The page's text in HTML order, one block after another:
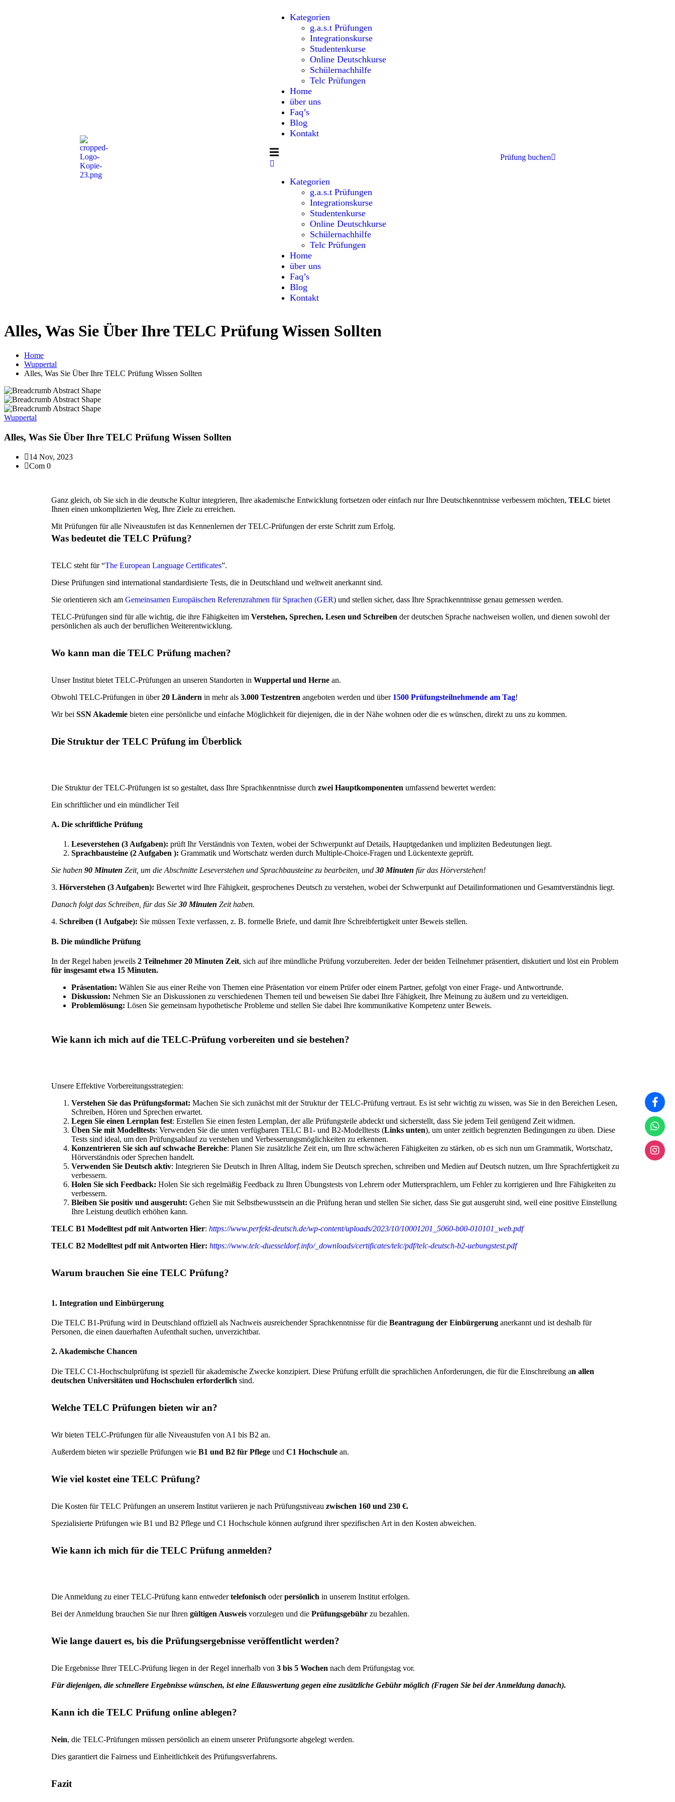
Kategorien
g.a.s.t Prüfungen
Integrationskurse
Studentenkurse
Online Deutschkurse
Schülernachhilfe
Telc Prüfungen
Home
über uns
Faq’s
Blog
Kontakt
Kategorien
g.a.s.t Prüfungen
Integrationskurse
Studentenkurse
Online Deutschkurse
Schülernachhilfe
Telc Prüfungen
Home
über uns
Faq’s
Blog
Kontakt
Prüfung buchen
Alles, Was Sie Über Ihre TELC Prüfung Wissen Sollten
Home
Wuppertal
Alles, Was Sie Über Ihre TELC Prüfung Wissen Sollten
Wuppertal
Alles, Was Sie Über Ihre TELC Prüfung Wissen Sollten
14 Nov, 2023
Com 0
Ganz gleich, ob Sie sich in die deutsche Kultur integrieren, Ihre akademische Entwicklung fortsetzen oder einfach nur Ihre Deutschkenntnisse verbessern möchten, TELC bietet
Ihnen einen unkomplizierten Weg, Ihre Ziele zu erreichen.
Mit Prüfungen für alle Niveaustufen ist das Kennenlernen der TELC-Prüfungen der erste Schritt zum Erfolg.
Was bedeutet die TELC Prüfung?
TELC steht für “The European Language Certificates”.
Diese Prüfungen sind international standardisierte Tests, die in Deutschland und weltweit anerkannt sind.
Sie orientieren sich am Gemeinsamen Europäischen Referenzrahmen für Sprachen (GER) und stellen sicher, dass Ihre Sprachkenntnisse genau gemessen werden.
TELC-Prüfungen sind für alle wichtig, die ihre Fähigkeiten im Verstehen, Sprechen, Lesen und Schreiben der deutschen Sprache nachweisen wollen, und dienen sowohl der
persönlichen als auch der beruflichen Weiterentwicklung.
Wo kann man die TELC Prüfung machen?
Unser Institut bietet TELC-Prüfungen an unseren Standorten in Wuppertal und Herne an.
Obwohl TELC-Prüfungen in über20 Ländern in mehr als 3.000 Testzentren angeboten werden und über 1500 Prüfungsteilnehmende am Tag!
Wir bei SSN Akademie bieten eine persönliche und einfache Möglichkeit für diejenigen, die in der Nähe wohnen oder die es wünschen, direkt zu uns zu kommen.
Die Struktur der TELC Prüfung im Überblick
Die Struktur der TELC-Prüfungen ist so gestaltet, dass Ihre Sprachkenntnisse durch zwei Hauptkomponenten umfassend bewertet werden:
Ein schriftlicher und ein mündlicher Teil
A. Die schriftliche Prüfung
Leseverstehen (3 Aufgaben): prüft Ihr Verständnis von Texten, wobei der Schwerpunkt auf Details, Hauptgedanken und impliziten Bedeutungen liegt.
Sprachbausteine (2 Aufgaben ): Grammatik und Wortschatz werden durch Multiple-Choice-Fragen und Lückentexte geprüft.
Sie haben 90 Minuten Zeit, um die Abschnitte Leseverstehen und Sprachbausteine zu bearbeiten, und 30 Minuten für das Hörverstehen!
3. Hörverstehen (3 Aufgaben): Bewertet wird Ihre Fähigkeit, gesprochenes Deutsch zu verstehen, wobei der Schwerpunkt auf Detailinformationen und Gesamtverständnis liegt.
Danach folgt das Schreiben, für das Sie 30 Minuten Zeit haben.
4. Schreiben (1 Aufgabe): Sie müssen Texte verfassen, z. B. formelle Briefe, und damit Ihre Schreibfertigkeit unter Beweis stellen.
B. Die mündliche Prüfung
In der Regel haben jeweils 2 Teilnehmer 20 Minuten Zeit, sich auf ihre mündliche Prüfung vorzubereiten. Jeder der beiden Teilnehmer präsentiert, diskutiert und löst ein Problem
für insgesamt etwa 15 Minuten.
Präsentation: Wählen Sie aus einer Reihe von Themen eine Präsentation vor einem Prüfer oder einem Partner, gefolgt von einer Frage- und Antwortrunde.
Diskussion: Nehmen Sie an Diskussionen zu verschiedenen Themen teil und beweisen Sie dabei Ihre Fähigkeit, Ihre Meinung zu äußern und zu verteidigen.
Problemlösung: Lösen Sie gemeinsam hypothetische Probleme und stellen Sie dabei Ihre kommunikative Kompetenz unter Beweis.
Wie kann ich mich auf die TELC-Prüfung vorbereiten und sie bestehen?
Unsere Effektive Vorbereitungsstrategien:
Verstehen Sie das Prüfungsformat: Machen Sie sich zunächst mit der Struktur der TELC-Prüfung vertraut. Es ist sehr wichtig zu wissen, was Sie in den Bereichen Lesen,
Schreiben, Hören und Sprechen erwartet.
Legen Sie einen Lernplan fest: Erstellen Sie einen festen Lernplan, der alle Prüfungsteile abdeckt und sicherstellt, dass Sie jedem Teil genügend Zeit widmen.
Üben Sie mit Modelltests: Verwenden Sie die unten verfügbaren TELC B1- und B2-Modelltests (Links unten), um unter zeitlich begrenzten Bedingungen zu üben. Diese
Tests sind ideal, um den Prüfungsablauf zu verstehen und Verbesserungsmöglichkeiten zu erkennen.
Konzentrieren Sie sich auf schwache Bereiche: Planen Sie zusätzliche Zeit ein, um Ihre schwächeren Fähigkeiten zu stärken, ob es sich nun um Grammatik, Wortschatz,
Hörverständnis oder Sprechen handelt.
Verwenden Sie Deutsch aktiv: Integrieren Sie Deutsch in Ihren Alltag, indem Sie Deutsch sprechen, schreiben und Medien auf Deutsch nutzen, um Ihre Sprachfertigkeit zu
verbessern.
Holen Sie sich Feedback: Holen Sie sich regelmäßig Feedback zu Ihren Übungstests von Lehrern oder Muttersprachlern, um Fehler zu korrigieren und Ihre Fähigkeiten zu
verbessern.
Bleiben Sie positiv und ausgeruht: Gehen Sie mit Selbstbewusstsein an die Prüfung heran und stellen Sie sicher, dass Sie gut ausgeruht sind, weil eine positive Einstellung
Ihre Leistung deutlich erhöhen kann.
TELC B1 Modelltest pdf mit Antworten Hier: https://www.perfekt-deutsch.de/wp-content/uploads/2023/10/10001201_5060-b00-010101_web.pdf
TELC B2 Modelltest pdf mit Antworten Hier: https://www.telc-duesseldorf.info/_downloads/certificates/telc/pdf/telc-deutsch-b2-uebungstest.pdf
Warum brauchen Sie eine TELC Prüfung?
1. Integration und Einbürgerung
Die TELC B1-Prüfung wird in Deutschland offiziell als Nachweis ausreichender Sprachkenntnisse für die Beantragung der Einbürgerung anerkannt und ist deshalb für
Personen, die einen dauerhaften Aufenthalt suchen, unverzichtbar.
2. Akademische Chancen
Die TELC C1-Hochschulprüfung ist speziell für akademische Zwecke konzipiert. Diese Prüfung erfüllt die sprachlichen Anforderungen, die für die Einschreibung an allen
deutschen Universitäten und Hochschulen erforderlich sind.
Welche TELC Prüfungen bieten wir an?
Wir bieten TELC-Prüfungen für alle Niveaustufen von A1 bis B2 an.
Außerdem bieten wir spezielle Prüfungen wie B1 und B2 für Pflege und C1 Hochschule an.
Wie viel kostet eine TELC Prüfung?
Die Kosten für TELC Prüfungen an unserem Institut variieren je nach Prüfungsniveau zwischen 160 und 230 €.
Spezialisierte Prüfungen wie B1 und B2 Pflege und C1 Hochschule können aufgrund ihrer spezifischen Art in den Kosten abweichen.
Wie kann ich mich für die TELC Prüfung anmelden?
Die Anmeldung zu einer TELC-Prüfung kann entwedertelefonisch oderpersönlich in unserem Institut erfolgen.
Bei der Anmeldung brauchen Sie nur Ihren gültigen Ausweis vorzulegen und die Prüfungsgebühr zu bezahlen.
Wie lange dauert es, bis die Prüfungsergebnisse veröffentlicht werden?
Die Ergebnisse Ihrer TELC-Prüfung liegen in der Regel innerhalb von 3 bis 5 Wochen nach dem Prüfungstag vor.
Für diejenigen, die schnellere Ergebnisse wünschen, ist eine Eilauswertung gegen eine zusätzliche Gebühr möglich (Fragen Sie bei der Anmeldung danach).
Kann ich die TELC Prüfung online ablegen?
Nein, die TELC-Prüfungen müssen persönlich an einem unserer Prüfungsorte abgelegt werden.
Dies garantiert die Fairness und Einheitlichkeit des Prüfungsverfahrens.
Fazit